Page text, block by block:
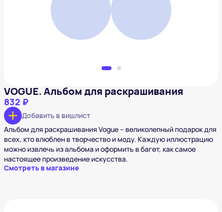
Добавить в вишлист
VOGUE. Альбом для раскрашивания
832 ₽
Добавить в вишлист
Альбом для раскрашивания Vogue – великолепный подарок для
всех, кто влюблен в творчество и моду. Каждую иллюстрацию
можно извлечь из альбома и оформить в багет, как самое
настоящее произведение искусства.
Смотреть в магазине